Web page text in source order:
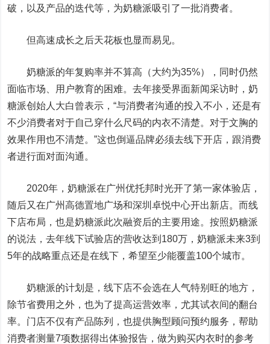
破，以及产品的迭代等，为奶糖派吸引了一批消费者。
但高速成长之后天花板也显而易见。
奶糖派的年复购率并不算高（大约为35%），同时仍然
面临市场、用户教育的困难。去年接受界面新闻采访时，奶
糖派创始人大白曾表示，“与消费者沟通的投入不小，还是有
不少消费者对于自己穿什么尺码的内衣不清楚。对于文胸的
效果作用也不清楚。”这也倒逼品牌必须去线下开店，跟消费
者进行面对面沟通。
2020年，奶糖派在广州优托邦时光开了第一家体验店，
随后又在广州高德置地广场和深圳卓悦中心开出新店。而线
下店布局，也是奶糖派此次融资后的主要用途。按照奶糖派
的说法，去年线下试验店的营收达到180万，奶糖派未来3到
5年的战略重点还是在线下，希望至少能覆盖100个城市。
奶糖派的计划是，线下店不会选在人气特别旺的地方，
除节省费用之外，也为了提高运营效率，尤其试衣间的翻台
率。门店不仅有产品陈列，也提供胸型顾问预约服务，帮助
消费者测量7项数据得出体验报告，做为购买内衣时的参考